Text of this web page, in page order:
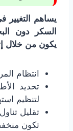
يساهم
السكر دون
يكون من خلال
انتظام
تحديد
لتنظيم
تقليل
تكون